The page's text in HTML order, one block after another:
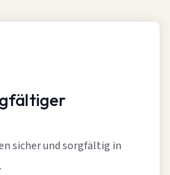
sicher und sorgfältig in